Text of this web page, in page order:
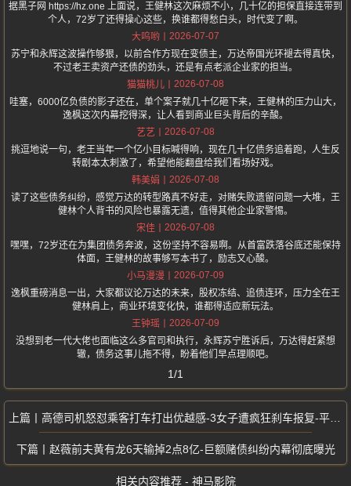
据黑子网 https://hz.one 上面说，王健林这次麻烦不小，几十亿的担保直接连带到
个人，72岁了还得操心这些，换谁都得愁白头，时代变了啊。
大呜哟
2026-07-07
苏宁和永辉这波操作够狠，以前合作方现在变债主，万达帝国光环褪去得真快，
不过老王卖资产还债的劲头，还是有点老派企业家的担当。
猫猫桃儿
2026-07-08
哇塞，6000亿负债的影子还在，单个案子就几十亿砸下来，王健林的压力山大，
逸枫这次内幕挖得深，让人看到商业巨头背后的辛酸。
艺艺
2026-07-08
挑逗地说一句，老王当年一个亿小目标喊得响，现在几十亿债务追着跑，人生反
转剧本太刺激了，希望他能翻盘给我们看场好戏。
韩美娟
2026-07-08
读了这些债务纠纷，感觉万达的转型路真不好走，对赌失败遗留问题一大堆，王
健林个人背书的风险也暴露无遗，值得其他企业家警惕。
宋佳
2026-07-08
嘿嘿，72岁还在为集团债务奔波，这份坚持不容易啊。从首富跌落谷底还能保持
体面，王健林的故事够写本书了，励志又心酸。
小马漫漫
2026-07-09
逸枫重磅消息一出，大家都议论万达的未来，股权冻结、追债连环，压力全在王
健林肩上，商业环境变化快，谁都得适应新玩法。
王钟瑶
2026-07-09
没想到老一代大佬也面临这么多官司和执行，永辉苏宁胜诉后，万达得赶紧想
辙，债务这事儿拖不得，盼着他们早点理顺吧。
1/1
高德司机怒怼乘客打车打出优越感-3女子遭疯狂刹车报复-平台永久封号
赵薇前夫黄有龙6天输掉2点8亿-巨额赌债纠纷内幕彻底曝光
相关内容推荐 - 神马影院